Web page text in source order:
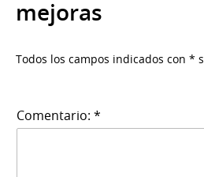
mejoras
Todos los campos indicados con *
Comentario: *